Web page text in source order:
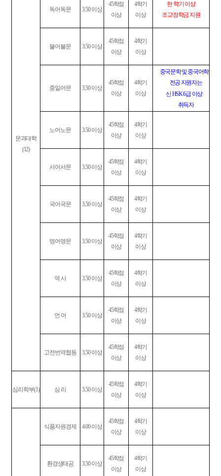
문과대학
(12)
독어독문 3.50이상
45학점
이상
4학기
이상
한 학기 이상
조교장학금 지원
불어불문 3.50이상
45학점
이상
4학기
이상
중일어문 3.50이상
45학점
이상
4학기
이상
중국문학 및 중국어학
전공 지원자는
신HSK 6급 이상
취득자
노어노문 3.50이상
45학점
이상
4학기
이상
서어서문 3.50이상
45학점
이상
4학기
이상
국어국문 3.50이상
45학점
이상
4학기
이상
영어영문 3.50이상
45학점
이상
4학기
이상
역 사 3.50이상
45학점
이상
4학기
이상
언 어 3.50이상
45학점
이상
4학기
이상
고전번역협동 3.50이상
45학점
이상
4학기
이상
심리학부(1) 심 리 3.50이상
45학점
이상
4학기
이상
식품자원경제 4.00이상
45학점
이상
4학기
이상
환경생태공 3.50이상
45학점
이상
4학기
이상